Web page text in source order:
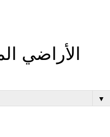
الأراضي
▼